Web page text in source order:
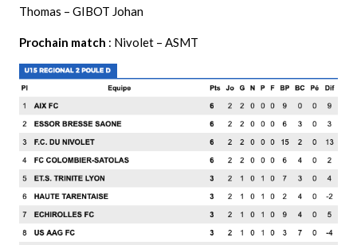
Thomas – GIBOT Johan
Prochain match : Nivolet – ASMT